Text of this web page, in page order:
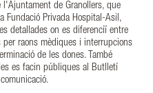
l'Ajuntament de Granollers, que
Fundació Privada Hospital-Asil,
detallades on es diferenciï entre
raons mèdiques i interrupcions
de les dones. També
es facin públiques al Butlletí